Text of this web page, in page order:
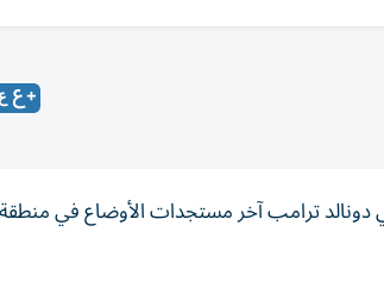
ترامب آخر مستجدات الأوضاع في منطقة